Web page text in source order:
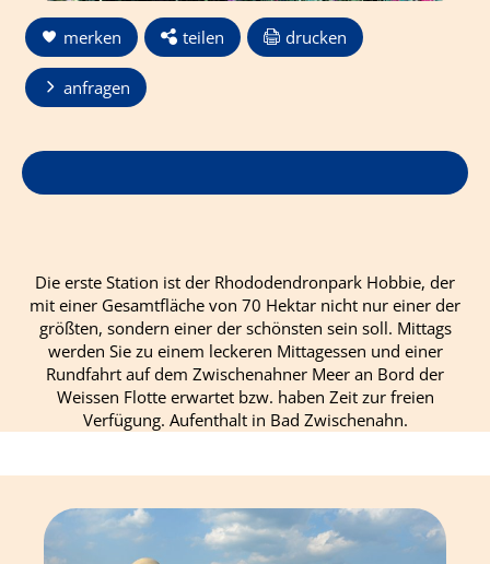
merken teilen drucken
anfragen
Die erste Station ist der Rhododendronpark Hobbie, der
mit einer Gesamtfläche von 70 Hektar nicht nur einer der
größten, sondern einer der schönsten sein soll. Mittags
werden Sie zu einem leckeren Mittagessen und einer
Rundfahrt auf dem Zwischenahner Meer an Bord der
Weissen Flotte erwartet bzw. haben Zeit zur freien
Verfügung. Aufenthalt in Bad Zwischenahn.